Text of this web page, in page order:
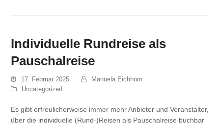
Individuelle Rundreise als
Pauschalreise
17. Februar 2025
Manuela Eichhorn
Uncategorized
Es gibt erfreulicherweise immer mehr Anbieter und Veranstalter,
über die individuelle (Rund-)Reisen als Pauschalreise buchbar